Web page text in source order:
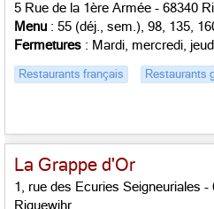
5 Rue de la 1ère Armée - 68340
Menu : 55 (déj., sem.), 98, 135,
Fermetures : Mardi, mercredi,
Restaurants français Restaurants
La Grappe d'Or
1, rue des Ecuries Seigneuriales -
Riquewihr